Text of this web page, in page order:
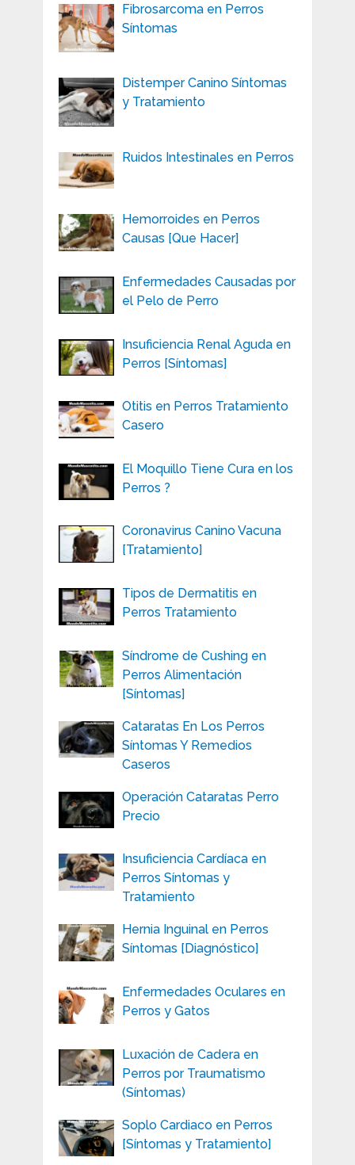
Fibrosarcoma en Perros
Síntomas
Distemper Canino Síntomas
y Tratamiento
Ruidos Intestinales en Perros
Hemorroides en Perros
Causas [Que Hacer]
Enfermedades Causadas por
el Pelo de Perro
Insuficiencia Renal Aguda en
Perros [Síntomas]
Otitis en Perros Tratamiento
Casero
El Moquillo Tiene Cura en los
Perros ?
Coronavirus Canino Vacuna
[Tratamiento]
Tipos de Dermatitis en
Perros Tratamiento
Síndrome de Cushing en
Perros Alimentación
[Síntomas]
Cataratas En Los Perros
Síntomas Y Remedios
Caseros
Operación Cataratas Perro
Precio
Insuficiencia Cardíaca en
Perros Síntomas y
Tratamiento
Hernia Inguinal en Perros
Síntomas [Diagnóstico]
Enfermedades Oculares en
Perros y Gatos
Luxación de Cadera en
Perros por Traumatismo
(Síntomas)
Soplo Cardiaco en Perros
[Síntomas y Tratamiento]